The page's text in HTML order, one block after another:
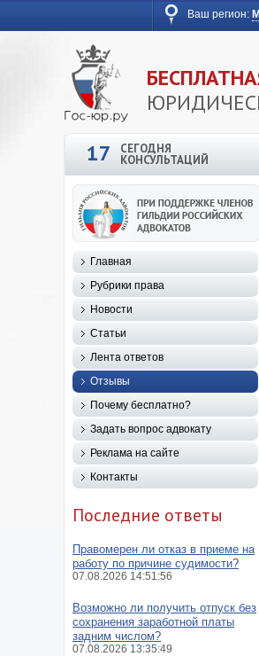
Ваш регион:
17 СЕГОДНЯ
КОНСУЛЬТАЦИЙ
Главная
Рубрики права
Новости
Статьи
Лента ответов
Отзывы
Почему бесплатно?
Задать вопрос адвокату
Реклама на сайте
Контакты
Последние ответы
Правомерен ли отказ в приеме на
работу по причине судимости?
07.08.2026 14:51:56
Возможно ли получить отпуск без
сохранения заработной платы
задним числом?
07.08.2026 13:35:49